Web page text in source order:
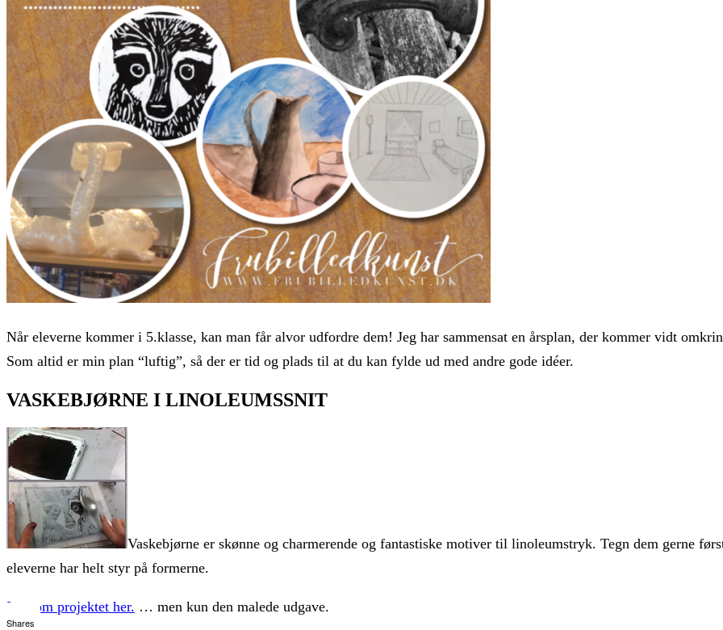
Når eleverne kommer i 5.klasse, kan man får alvor udfordre dem! Jeg har sammensat en årsplan, der kommer vidt
Som altid er min plan “luftig”, så der er tid og plads til at du kan fylde ud med andre gode idéer.
VASKEBJØRNE I LINOLEUMSSNIT
Vaskebjørne er skønne og charmerende og fantastiske motiver til linoleumstryk. Tegn dem gerne
eleverne har helt styr på formerne.
Læs om projektet her. … men kun den malede udgave.
Shares